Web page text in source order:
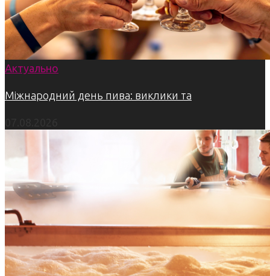
Актуально
Міжнародний день пива: виклики та